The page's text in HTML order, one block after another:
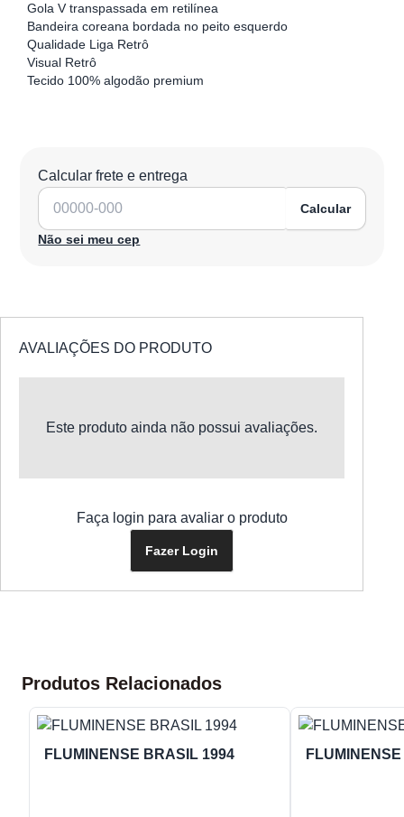
Gola V transpassada em retilínea
Bandeira coreana bordada no peito esquerdo
Qualidade Liga Retrô
Visual Retrô
Tecido 100% algodão premium
Calcular frete e entrega
Calcular
Não sei meu cep
AVALIAÇÕES DO PRODUTO
Este produto ainda não possui avaliações.
Faça login para avaliar o produto
Fazer Login
Produtos Relacionados
FLUMINENSE BRASIL 1994